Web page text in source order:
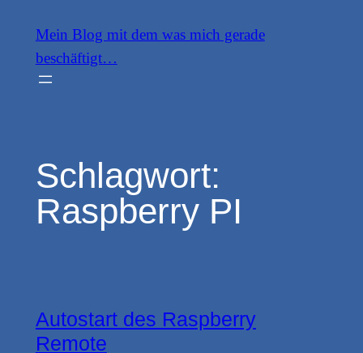
Inhalt
springen
Mein Blog mit dem was mich gerade
beschäftigt…
Schlagwort:
Raspberry PI
Autostart des Raspberry
Remote